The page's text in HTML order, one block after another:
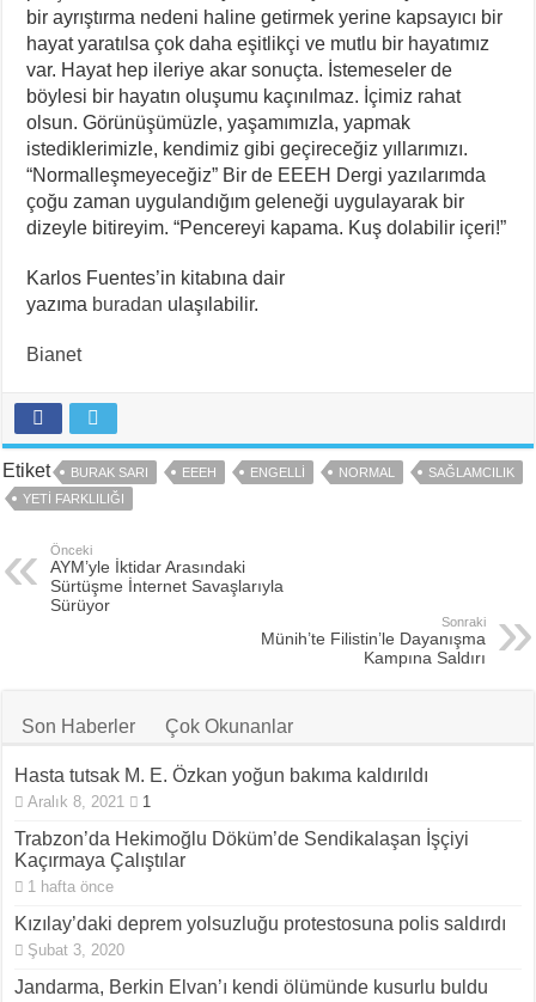
bir ayrıştırma nedeni haline getirmek yerine kapsayıcı bir
hayat yaratılsa çok daha eşitlikçi ve mutlu bir hayatımız
var. Hayat hep ileriye akar sonuçta. İstemeseler de
böylesi bir hayatın oluşumu kaçınılmaz. İçimiz rahat
olsun. Görünüşümüzle, yaşamımızla, yapmak
istediklerimizle, kendimiz gibi geçireceğiz yıllarımızı.
“Normalleşmeyeceğiz” Bir de EEEH Dergi yazılarımda
çoğu zaman uygulandığım geleneği uygulayarak bir
dizeyle bitireyim. “Pencereyi kapama. Kuş dolabilir içeri!”
Karlos Fuentes’in kitabına dair
yazıma buradan ulaşılabilir.
Bianet
Etiket BURAK SARI EEEH ENGELLI NORMAL
SAĞLAMCILIK
YETI FARKLILIĞI
Önceki
AYM’yle İktidar Arasındaki
Sürtüşme İnternet Savaşlarıyla
Sürüyor
Sonraki
Münih’te Filistin’le Dayanışma
Kampına Saldırı
Son Haberler Çok Okunanlar
Hasta tutsak M. E. Özkan yoğun bakıma kaldırıldı
Aralık 8, 2021 1
Trabzon’da Hekimoğlu Döküm’de Sendikalaşan İşçiyi
Kaçırmaya Çalıştılar
1 hafta önce
Kızılay’daki deprem yolsuzluğu protestosuna polis saldırdı
Şubat 3, 2020
Jandarma, Berkin Elvan’ı kendi ölümünde kusurlu buldu